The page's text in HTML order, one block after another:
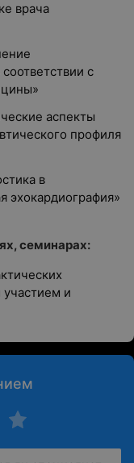
врача
с
аспекты
профиля
в
эхокардиография»
семинарах:
и